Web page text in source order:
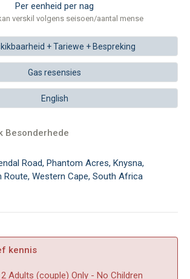
Per eenheid per nag
verskil volgens seisoen/aantal mense
+ Tariewe + Bespreking
Gas resensies
English
Besonderhede
Road, Phantom Acres, Knysna,
Route, Western Cape, South Africa
kennis
Adults (couple) Only - No Children